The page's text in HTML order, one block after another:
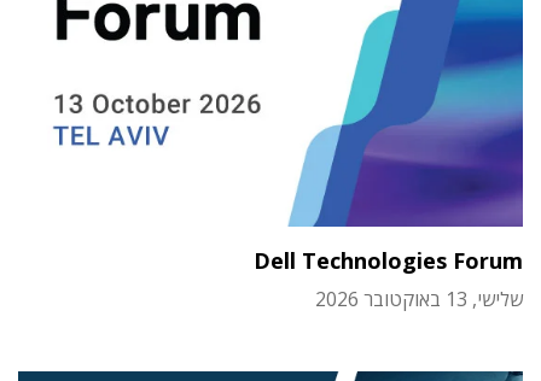
Dell Technologies Forum
שלישי, 13 באוקטובר 2026